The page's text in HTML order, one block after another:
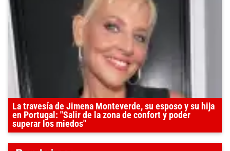
La travesía de Jimena Monteverde, su esposo y su hija
en Portugal: "Salir de la zona de confort y poder
superar los miedos"